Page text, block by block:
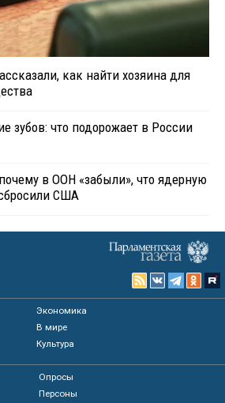
как найти хозяина для
зубов: что подорожает в России
в ООН «забыли», что ядерную
США
Экономика
В мире
Культура
Опросы
Персоны